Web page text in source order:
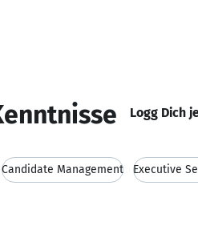
Logg Dich
Candidate Management Executive